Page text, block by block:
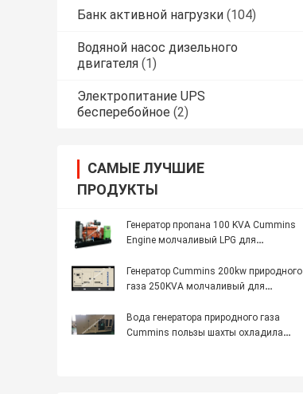
Банк активной нагрузки (104)
Водяной насос дизельного
двигателя (1)
Электропитание UPS
бесперебойное (2)
САМЫЕ ЛУЧШИЕ
ПРОДУКТЫ
Генератор пропана 100 KVA Cummins
Engine молчаливый LPG для
Генератор Cummins 200kw природного
газа 250KVA молчаливый для
Вода генератора природного газа
Cummins пользы шахты охладила